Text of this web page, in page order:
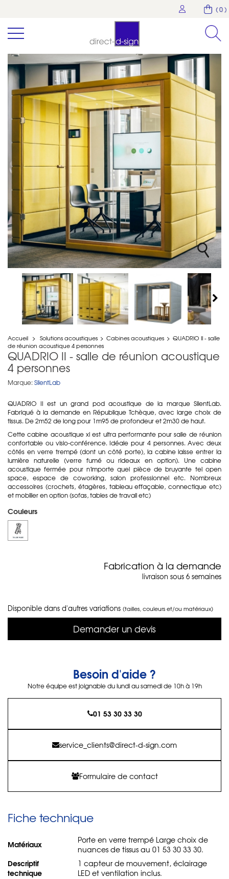
( 0 )
Accueil > Solutions acoustiques > Cabines acoustiques > QUADRIO II - salle
de réunion acoustique 4 personnes
QUADRIO II - salle de réunion acoustique
4 personnes
Marque: SilentLab
QUADRIO II est un grand pod acoustique de la marque SilentLab.
Fabriqué à la demande en République Tchèque, avec large choix de
tissus. De 2m52 de long pour 1m95 de profondeur et 2m30 de haut.
Cette cabine acoustique xl est ultra performante pour salle de réunion
confortable ou visio-conférence. Idéale pour 4 personnes. Avec deux
côtés en verre trempé (dont un côté porte), la cabine laisse entrer la
lumière naturelle (verre fumé ou rideaux en option). Une cabine
acoustique fermée pour n'importe quel pièce de bruyante tel open
space, espace de coworking, salon professionnel etc. Nombreux
accessoires (crochets, étagères, tableau effaçable, connectique etc)
et mobilier en option (sofas, tables de travail etc)
Couleurs
Fabrication à la demande
livraison sous 6 semaines
Disponible dans d'autres variations (tailles, couleurs et/ou matériaux)
Demander un devis
Besoin d'aide ?
Notre équipe est joignable du lundi au samedi de 10h à 19h
01 53 30 33 30
service_clients@direct-d-sign.com
Formulaire de contact
Fiche technique
Matériaux
Porte en verre trempé Large choix de
nuances de tissus au 01 53 30 33 30.
Descriptif
technique
1 capteur de mouvement, éclairage
LED et ventilation inclus.